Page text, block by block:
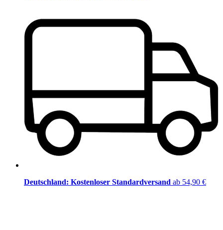
Deutschland: Kostenloser Standardversand ab 54,90 €